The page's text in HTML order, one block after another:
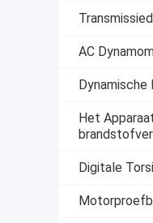
AC
Het
Digitale